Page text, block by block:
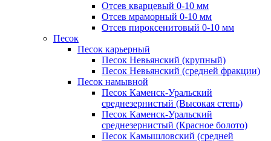
Отсев кварцевый 0-10 мм
Отсев мраморный 0-10 мм
Отсев пироксенитовый 0-10 мм
Песок
Песок карьерный
Песок Невьянский (крупный)
Песок Невьянский (средней фракции)
Песок намывной
Песок Каменск-Уральский
среднезернистый (Высокая степь)
Песок Каменск-Уральский
среднезернистый (Красное болото)
Песок Камышловский (средней